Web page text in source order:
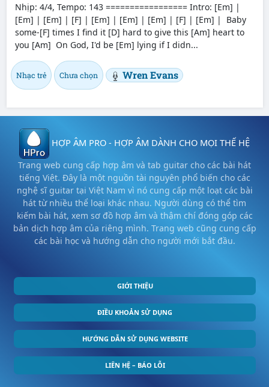
Nhịp: 4/4, Tempo: 143 ================= Intro: [Em] |
[Em] | [Em] | [F] | [Em] | [Em] | [Em] | [F] | [Em] | Baby
some-[F] times I find it [D] hard to give this [Am] heart to
you [Am] On God, I'd be [Em] lying if I didn...
Nhạc trẻ Chưa chọn Wren Evans
HỢP ÂM PRO - HỢP ÂM DÀNH CHO MỌI THẾ HỆ
Trang web cung cấp hợp âm và tab guitar cho các bài hát
tiếng Việt. Đây là một nguồn tài nguyên phổ biến cho các
nghệ sĩ guitar tại Việt Nam vì nó cung cấp một loạt các bài
hát từ nhiều thể loại khác nhau. Người dùng có thể tìm
kiếm bài hát, xem sơ đồ hợp âm và thậm chí đóng góp các
bản dịch hợp âm của riêng mình. Trang web cũng cung cấp
các bài học và hướng dẫn cho người mới bắt đầu.
GIỚI THIỆU
ĐIỀU KHOẢN SỬ DỤNG
HƯỚNG DẪN SỬ DỤNG WEBSITE
LIÊN HỆ – BÁO LỖI